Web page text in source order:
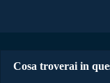
Cosa troverai in